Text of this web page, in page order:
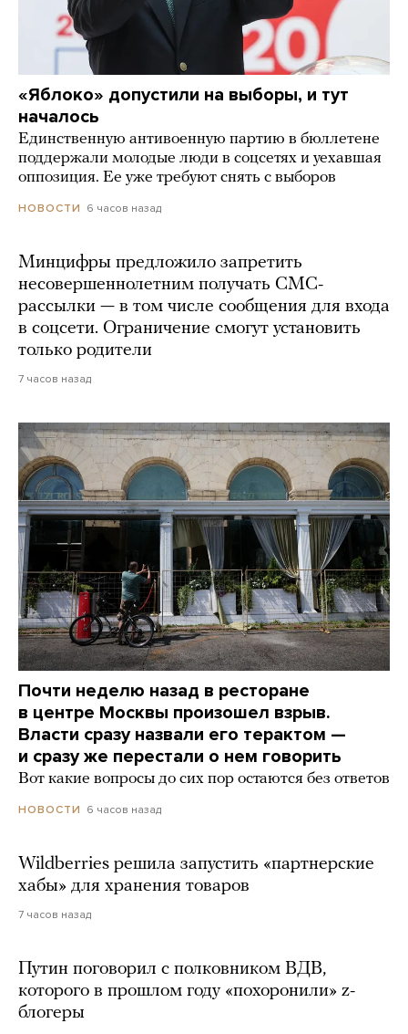
«Яблоко» допустили на выборы, и тут
началось
Единственную антивоенную партию в бюллетене
поддержали молодые люди в соцсетях и уехавшая
оппозиция. Ее уже требуют снять с выборов
НОВОСТИ 6 часов назад
Минцифры предложило запретить
несовершеннолетним получать СМС-
рассылки — в том числе сообщения для входа
в соцсети. Ограничение смогут установить
только родители
7 часов назад
Почти неделю назад в ресторане
в центре Москвы произошел взрыв.
Власти сразу назвали его терактом —
и сразу же перестали о нем говорить
Вот какие вопросы до сих пор остаются без ответов
НОВОСТИ 6 часов назад
Wildberries решила запустить «партнерские
хабы» для хранения товаров
7 часов назад
Путин поговорил с полковником ВДВ,
которого в прошлом году «похоронили» z-
блогеры